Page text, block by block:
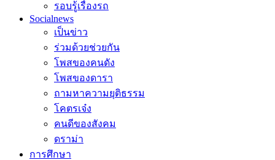
รอบรู้เรื่องรถ
Socialnews
เป็นข่าว
ร่วมด้วยช่วยกัน
โพสของคนดัง
โพสของดารา
ถามหาความยุติธรรม
โคตรเจ๋ง
คนดีของสังคม
ดราม่า
การศึกษา